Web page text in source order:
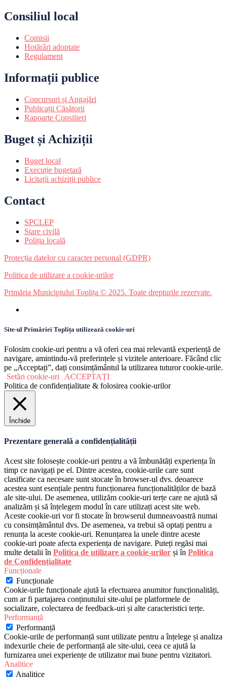
Consiliul local
Comisii
Hotărâri adoptate
Regulament
Informații publice
Concursuri și Angajări
Publicații Căsătorii
Rapoarte Consilieri
Buget și Achiziții
Buget local
Execuție bugetară
Licitații achiziții publice
Contact
SPCLEP
Stare civilă
Poliția locală
Protecția datelor cu caracter personal (GDPR)
Politica de utilizare a cookie-urilor
Primăria Municipiului Toplița © 2025. Toate drepturile rezervate.
Site-ul Primăriei Toplița utilizează cookie-uri
Folosim cookie-uri pentru a vă oferi cea mai relevantă experiență de
navigare, amintindu-vă preferințele și vizitele anterioare. Făcând clic
pe „Acceptați”, dați consimțământul la utilizarea tuturor cookie-urile.
Setări cookie-uri
ACCEPTAȚI
Politica de confidențialitate & folosirea cookie-urilor
Închide
Prezentare generală a confidențialității
Acest site folosește cookie-uri pentru a vă îmbunătăți experiența în
timp ce navigați pe el. Dintre acestea, cookie-urile care sunt
clasificate ca necesare sunt stocate în browser-ul dvs. deoarece
acestea sunt esențiale pentru funcționarea funcționalităților de bază
ale site-ului. De asemenea, utilizăm cookie-uri terțe care ne ajută să
analizăm și să înțelegem modul în care utilizați acest site web.
Aceste cookie-uri vor fi stocate în browserul dumneavoastră numai
cu consimțământul dvs. De asemenea, va trebui să optați pentru a
renunța la aceste cookie-uri. Renunțarea la unele dintre aceste
cookie-uri poate afecta experiența de navigare. Puteți regăsi mai
multe detalii în Politica de utilizare a cookie-urilor și în Politica
de Confidențialitate
Funcționale
Funcționale
Cookie-urile funcționale ajută la efectuarea anumitor funcționalități,
cum ar fi partajarea conținutului site-ului pe platformele de
socializare, colectarea de feedback-uri și alte caracteristici terțe.
Performanță
Performanță
Cookie-urile de performanță sunt utilizate pentru a înțelege și analiza
indexurile cheie de performanță ale site-ului, ceea ce ajută la
furnizarea unei experiențe de utilizator mai bune pentru vizitatori.
Analitice
Analitice